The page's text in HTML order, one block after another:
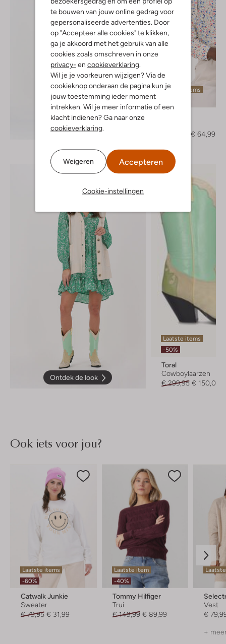
te bouwen van jouw online gedrag voor
gepersonaliseerde advertenties. Door
op "Accepteer alle cookies" te klikken,
ga je akkoord met het gebruik van alle
cookies zoals omschreven in onze
privacy- en cookieverklaring
Wil je je voorkeuren wijzigen? Via de
cookieknop onderaan de pagina kun je
jouw toestemming ieder moment
intrekken. Wil je meer informatie of een
klacht indienen? Ga naar onze
cookieverklaring
Weigeren Accepteren
Cookie-instellingen
Ontdek de look
Laatste items
€ 64,99
Ontdek de look
Laatste items
-50%
Toral
Cowboylaarzen
€ 299,95 € 150,04
Ook iets voor jou?
Laatste items
-60%
Catwalk Junkie
Sweater
€ 79,95 € 31,99
Laatste item
-40%
Tommy Hilfiger
Trui
€ 149,99 € 89,99
Vest
€
+